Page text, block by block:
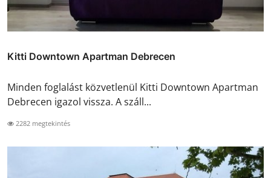
Kitti Downtown Apartman Debrecen
Minden foglalást közvetlenül Kitti Downtown Apartman
Debrecen igazol vissza. A száll...
2282 megtekintés